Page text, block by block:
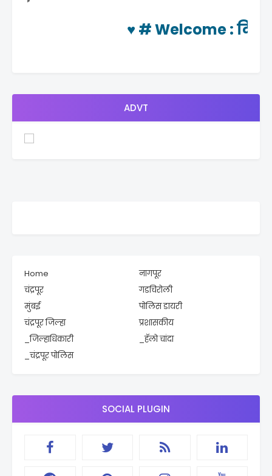
Welcome:
ADVT
Home
नागपूर
चंद्रपूर
गडचिरोली
मुंबई
पोलिस डायरी
चंद्रपूर जिल्हा
प्रशासकीय
_जिल्हाधिकारी
_हॅलो चांदा
_चंद्रपूर पोलिस
SOCIAL PLUGIN